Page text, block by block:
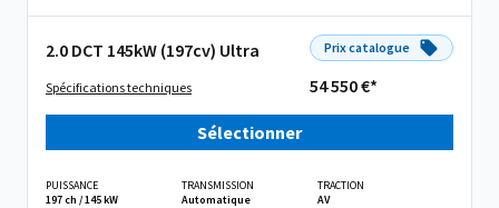
2.0 DCT 145kW (197cv) Ultra
Spécifications techniques
Prix catalogue
54 550 €*
Sélectionner
PUISSANCE
197 ch / 145 kW
TRANSMISSION
Automatique
TRACTION
AV